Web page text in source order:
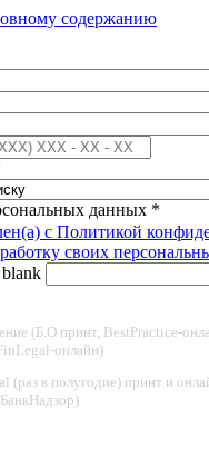
содержанию
данных *
с Политикой
своих
(Б.О принт, BestPractice-
онлайн)
(раз в полугодие) принт и